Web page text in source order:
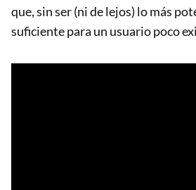
que, sin ser (ni de lejos) lo más
suficiente para un usuario poco